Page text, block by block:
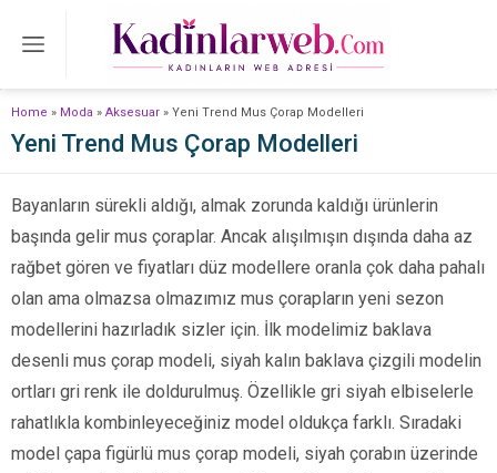
Home » Moda » Aksesuar » Yeni Trend Mus Çorap Modelleri
Yeni Trend Mus Çorap Modelleri
Bayanların sürekli aldığı, almak zorunda kaldığı ürünlerin
başında gelir mus çoraplar. Ancak alışılmışın dışında daha az
rağbet gören ve fiyatları düz modellere oranla çok daha pahalı
olan ama olmazsa olmazımız mus çorapların yeni sezon
modellerini hazırladık sizler için. İlk modelimiz baklava
desenli mus çorap modeli, siyah kalın baklava çizgili modelin
ortları gri renk ile doldurulmuş. Özellikle gri siyah elbiselerle
rahatlıkla kombinleyeceğiniz model oldukça farklı. Sıradaki
model çapa figürlü mus çorap modeli, siyah çorabın üzerinde